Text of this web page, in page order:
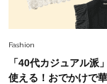
白
ッ
Fashion
「40代カジュアル派
使える！おでかけで